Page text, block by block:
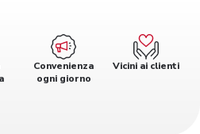
Convenienza
ogni giorno
Vicini ai clienti